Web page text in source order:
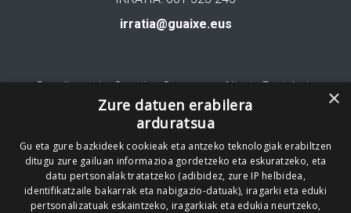
irratia@guaixe.eus
Gure lizentzia: Creative Commons Aitortu Partekatu
Codesyntaxek garatua
×
Zure datuen erabilera
arduratsua
Gu eta gure bazkideek cookieak eta antzeko teknologiak erabiltzen
ditugu zure gailuan informazioa gordetzeko eta eskuratzeko, eta
datu pertsonalak tratatzeko (adibidez, zure IP helbidea,
identifikatzaile bakarrak eta nabigazio-datuak), iragarki eta eduki
pertsonalizatuak eskaintzeko, iragarkiak eta edukia neurtzeko,